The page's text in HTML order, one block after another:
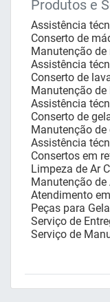
Produtos e
Assistência
Conserto de
Manutenção
Assistência
Conserto de
Manutenção
Assistência
Conserto de
Manutenção de
Assistência
Consertos em
Limpeza de Ar
Manutenção
Atendimento
Peças para
Serviço de
Serviço de